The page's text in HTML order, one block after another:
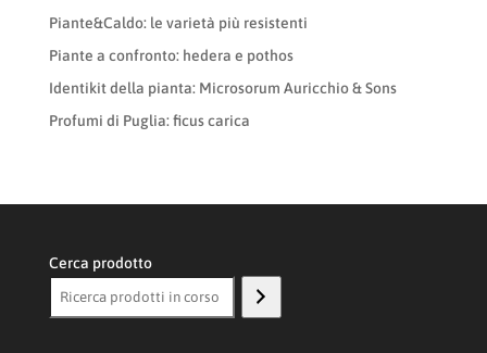
Piante&Caldo: le varietà più resistenti
Piante a confronto: hedera e pothos
Identikit della pianta: Microsorum Auricchio & Sons
Profumi di Puglia: ficus carica
Cerca prodotto